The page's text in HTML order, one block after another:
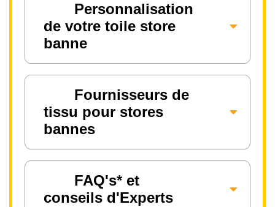
Personnalisation
de votre toile store
banne
Fournisseurs de
tissu pour stores
bannes
FAQ's* et
conseils d'Experts